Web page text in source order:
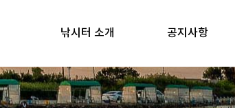
낚시터 소개 공지사항